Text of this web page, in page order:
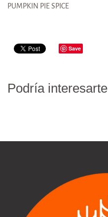
PUMPKIN PIE SPICE
Save
Podría interesarte